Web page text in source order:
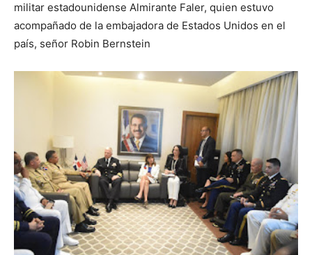
militar estadounidense Almirante Faler, quien estuvo
acompañado de la embajadora de Estados Unidos en el
país, señor Robin Bernstein